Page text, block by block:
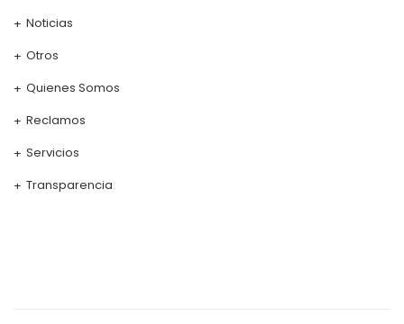
Noticias
Otros
Quienes Somos
Reclamos
Servicios
Transparencia